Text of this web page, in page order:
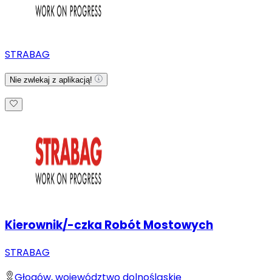
STRABAG
Nie zwlekaj z aplikacją!
Kierownik/-czka Robót Mostowych
STRABAG